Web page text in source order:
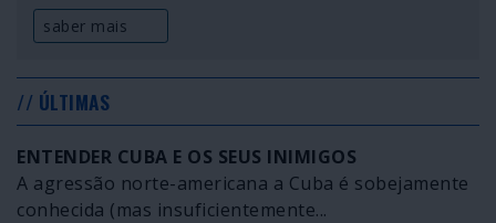
saber mais
// ÚLTIMAS
ENTENDER CUBA E OS SEUS INIMIGOS
A agressão norte-americana a Cuba é sobejamente
conhecida (mas insuficientemente...